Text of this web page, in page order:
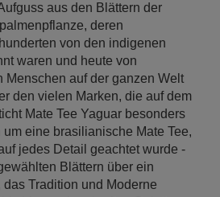
aus den Blättern der
deren
von den indigenen
waren und heute von
Menschen auf der ganzen Welt
den vielen Marken, die auf dem
Mate Tee Yaguar besonders
eine brasilianische Mate Tee,
jedes Detail geachtet wurde -
Blättern über ein
Tradition und Moderne